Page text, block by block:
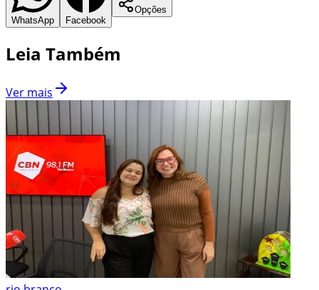
WhatsApp Facebook
Opções
Leia Também
Ver mais